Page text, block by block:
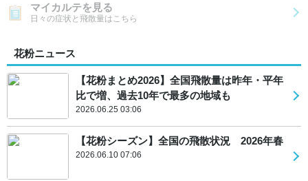
マイカルテを見る
日々の症状と飛散量はこちら
花粉ニュース
【花粉まとめ2026】全国飛散量は昨年・平年
比で増、過去10年で最多の地域も
2026.06.25 03:06
【花粉シーズン】全国の飛散状況 2026年春
2026.06.10 07:06